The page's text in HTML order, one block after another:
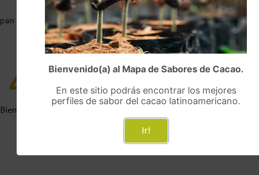
pan de plátano, alcohol, dátiles,
jengibre caramelizado
lúpulo-malta, pan de
aromático
45%
Bien fermentado
20%
Bienvenido(a) al Mapa de Sabores de Cacao.
En este sitio podrás encontrar los mejores
perfiles de sabor del cacao latinoamericano.
Ir!